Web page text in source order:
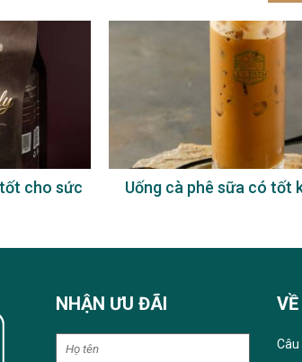
cho sức
Uống cà phê sữa có tốt
NHẬN ƯU ĐÃI
Câu